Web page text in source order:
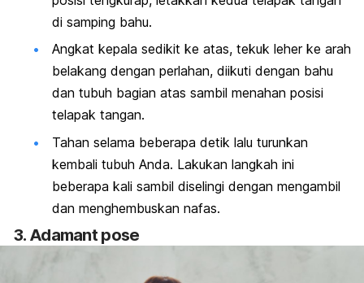
di samping bahu.
Angkat kepala sedikit ke atas, tekuk leher ke arah
belakang dengan perlahan, diikuti dengan bahu
dan tubuh bagian atas sambil menahan posisi
telapak tangan.
Tahan selama beberapa detik lalu turunkan
kembali tubuh Anda. Lakukan langkah ini
beberapa kali sambil diselingi dengan mengambil
dan menghembuskan nafas.
3. Adamant pose